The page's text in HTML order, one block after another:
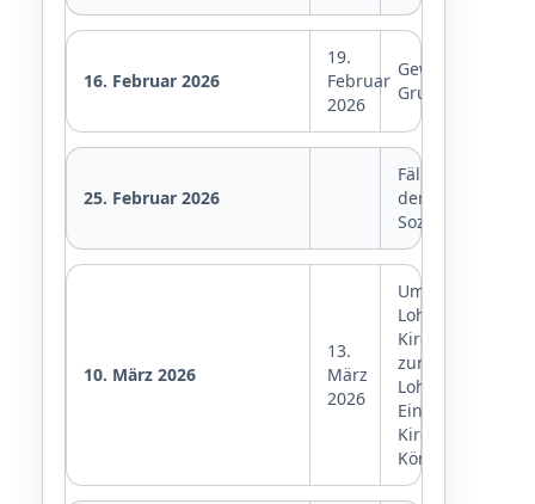
16. Februar 2026
19.
Februar
2026
Gewerbesteuer,
Grundsteuer
25. Februar 2026
Fälligkeit
der
10. März 2026
13.
März
2026
Umsatzsteuer,
Lohnsteuer,
Kirchensteuer
zur
Lohnsteuer,
Kirchensteuer,